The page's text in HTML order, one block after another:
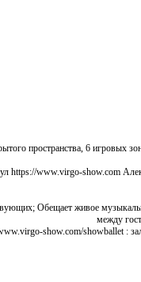
пространства, 6 игровых
https://www.virgo-show.com
Обещает живое
между
www.virgo-show.com/